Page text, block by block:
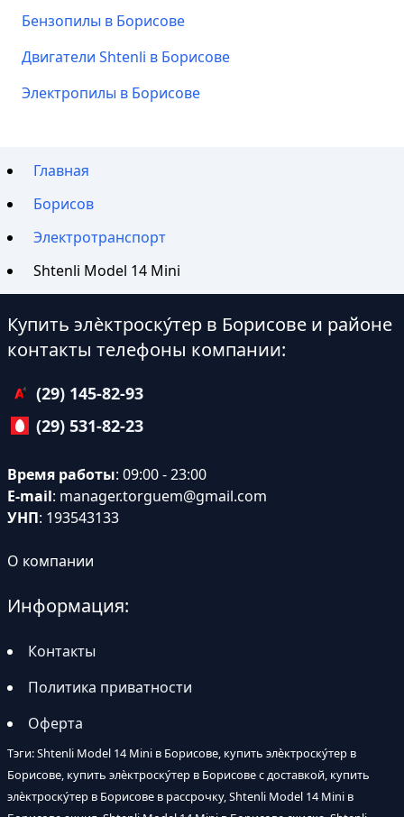
Бензопилы в Борисове
Двигатели Shtenli в Борисове
Электропилы в Борисове
Главная
Борисов
Электротранспорт
Shtenli Model 14 Mini
Купить элѐктроску́тер в Борисове и районе
контакты телефоны компании:
(29) 145-82-93
(29) 531-82-23
Время работы: 09:00 - 23:00
E-mail: manager.torguem@gmail.com
УНП: 193543133
О компании
Информация:
Контакты
Политика приватности
Оферта
Тэги: Shtenli Model 14 Mini в Борисове, купить элѐктроску́тер в
Борисове, купить элѐктроску́тер в Борисове с доставкой, купить
элѐктроску́тер в Борисове в рассрочку, Shtenli Model 14 Mini в